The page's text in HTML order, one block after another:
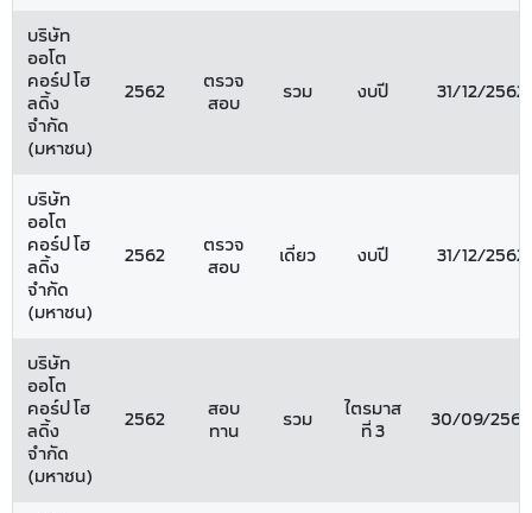
บริษัท
ออโต
คอร์ป โฮ
ลดิ้ง
จำกัด
(มหาชน)
2562
ตรวจ
สอบ
รวม งบปี 31/12/2562
บริษัท
ออโต
คอร์ป โฮ
ลดิ้ง
จำกัด
(มหาชน)
2562
ตรวจ
สอบ
เดี่ยว งบปี 31/12/2562
บริษัท
ออโต
คอร์ป โฮ
ลดิ้ง
จำกัด
(มหาชน)
2562
สอบ
ทาน
รวม
ไตรมาส
ที่ 3
30/09/2562